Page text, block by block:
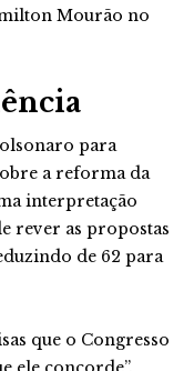
Mourão no
para
a reforma da
interpretação
rever as propostas
de 62 para
que o Congresso